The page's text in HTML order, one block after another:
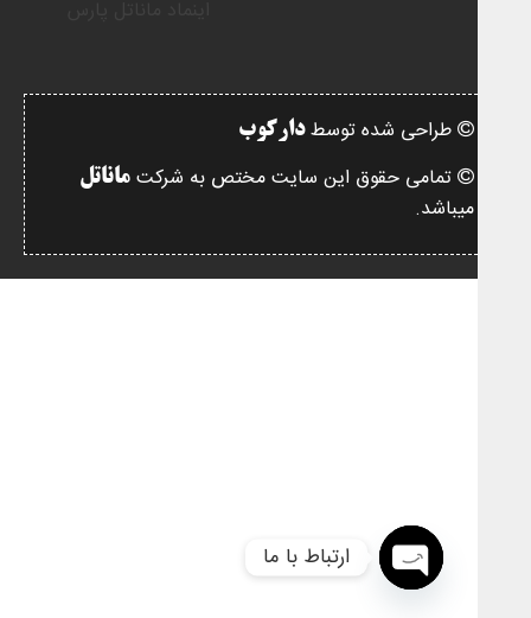
طراحی شده توسط دارکوب
تمامی حقوق این سایت مختص به شرکت ماناتل
میباشد.
ارتباط با ما
Open